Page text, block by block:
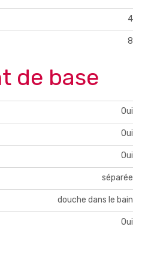
4
8
de base
Oui
Oui
Oui
séparée
douche dans le bain
Oui